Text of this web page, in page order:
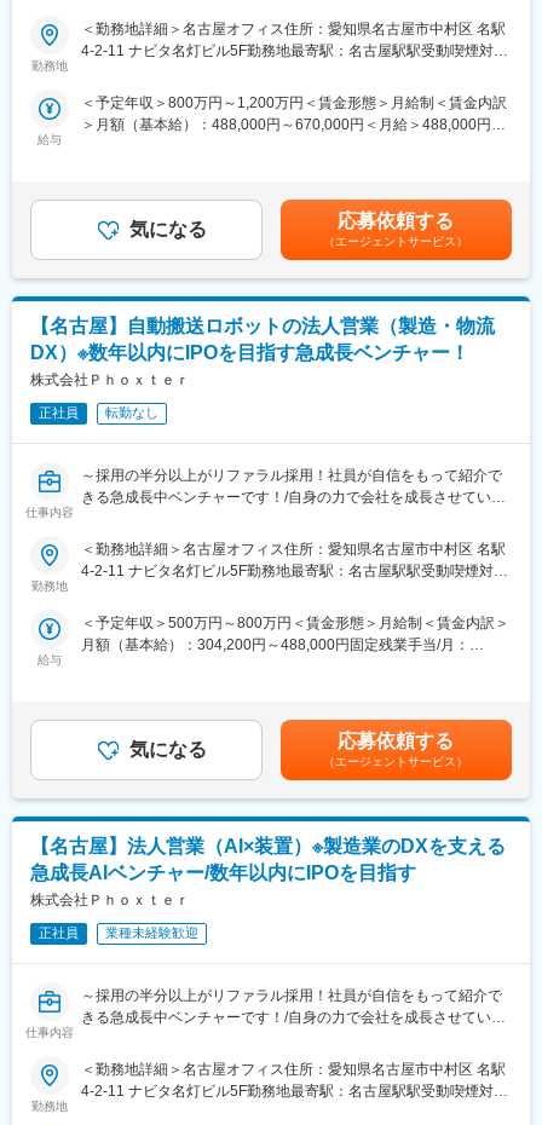
交渉の幅があります。
・提案型営業：営業としての力量に応じて裁量はさらに広がりま
変更の範囲：会社の定める業務
ズおよび、監視カメラ等に用いるセキュリティレンズ等に使われ
ております。
多岐に渡ります。工場の自動化、IoT化、AI化などのトレンドと深
く結びついている成長分野です。
の技術系ベンチャー企業！／世界35拠点に事業所を展開、海外売
上高比率！】
・当社はマシンビジョンレンズ、セキュリティレンズ、照明の3つ
・様々な用途に応じた400種類以上の豊富な製品があることや、
製造（と販売を分けること、海外にも製造拠点を置く等の工夫
で、多くのお客様から選ばれています。
■採用背景
同社は、AIやディープラーニングなどの先端技術を用いた製造業
向け外観検査装置を製造販売するFA機器メーカーです。現在で
上に導入され、順調に顧客が拡大しているため営業担当を増員し
ております。
・中規模～大手顧客との折衝
・既存顧客の深耕営業（既存顧客に対して別の検査工程・製造ラ
イン、別工場に対する導入の営業等）
・外観検査システム立ち上げのサポート（カメラやレンズの型式
選定、各種設定の判断、配線等の指示）
・新たな営業戦略の立案、実施
※入社当初は新規開拓営業80%、既存顧客20%のイメージです。
入社当初は新規開拓を中心に担当顧客を増やしていき、受注の増
加とともに既存顧客への深耕営業の割合が増加します。
ンドユーザーに対して直接提案を行います。
顧客例（敬称略）：
カー、電機・電子・精密機器メーカー、化学・金属メーカー等
を安定的に計上しており、中長期的な視野でキャリアを形成でき
ること
（3）直販による大手企業との接点が多く、エンドユーザーの課題
に日々直接触れ、最前線の業界動向を把握できること
（4） 国内トップレベルの優秀なエンジニアチームと非常に近い
距離感で仕事ができ、営業としての能力を最大限発揮できること
（5） 成果主義による評価体系、会社の利益に連動した年4回の賞
与、数年後の上場を見据えたストックオプション制度などによ
り、他社に劣らない報酬を提供できること
（6） 社員の半数以上がリファラル（社員紹介）で集まってお
り、働いている社員自身が自社の将来展望について自信を持って
勤務地
＜勤務地詳細＞名古屋オフィス住所：愛知県名古屋市中村区 名駅
4-2-11 ナビタ名灯ビル5F勤務地最寄駅：名古屋駅駅受動喫煙対
給与
＜予定年収＞800万円～1,200万円＜賃金形態＞月給制＜賃金内訳
＞月額（基本給）：488,000円～670,000円＜月給＞488,000円～
均）賃金はあくまでも目安の金額であり、選考を通じて上下する
可能性があります。月給(月額)は固定手当を含めた表記です。
気になる 応募依頼する
（エージェントサービス）
【名古屋】自動搬送ロボットの法人営業（製造・物流
DX）※数年以内にIPOを目指す急成長ベンチャー！
株式会社Ｐｈｏｘｔｅｒ
正社員 転勤なし
仕事内容
～採用の半分以上がリファラル採用！社員が自信をもって紹介で
きる急成長中ベンチャーです！/自身の力で会社を成長させていき
【業界未経験歓迎／年休120日／裁量権大／顧客の課題解決にコ
ミット／賞与年4回支給】
ューションベンダーである当社において、製造・物流業のクライ
アントに対して、工場・倉庫内での搬送作業を自動化するソリュ
同社は、ロボットやAIなどの先端技術を用いた製造・物流業向け
の自動搬送システムを提供する会社です。サントリーやANAなど
名だたる大手企業をはじめ国内で2,000台以上を導入しており、順
調に顧客が拡大しているため営業担当を増員しています。
■業務内容：
AMR等のロボットを活用した自動搬送システムの提案営業をお任
＜新規顧客開拓：約7割、既存顧客対応：約3割＞
徐々に既存顧客の割合が増加します。
エンドユーザーへの直販を重視しています。また、リード獲得か
ら商談、受注、導入、アフターフォローまで幅広い範囲を担当す
勤務地
＜勤務地詳細＞名古屋オフィス住所：愛知県名古屋市中村区 名駅
4-2-11 ナビタ名灯ビル5F勤務地最寄駅：名古屋駅駅受動喫煙対
給与
＜予定年収＞500万円～800万円＜賃金形態＞月給制＜賃金内訳＞
月額（基本給）：304,200円～488,000円固定残業手当/月：
経験・能力等を考慮の上、当社規定により決定します。■昇給：年
1回■賞与：年4回 ※営業結果によって決定／直近実績8ヶ月（4
回）賃金はあくまでも目安の金額であり、選考を通じて上下する
可能性があります。月給(月額)は固定手当を含めた表記です。
気になる 応募依頼する
（エージェントサービス）
【名古屋】法人営業（AI×装置）※製造業のDXを支える
急成長AIベンチャー/数年以内にIPOを目指す
株式会社Ｐｈｏｘｔｅｒ
正社員 業種未経験歓迎
仕事内容
～採用の半分以上がリファラル採用！社員が自信をもって紹介で
きる急成長中ベンチャーです！/自身の力で会社を成長させていき
【製造業のDX化を実現／顧客のニーズに合わせたFA機器／年収
UP／売上平均30％以上成長／数年以内にIPOを目指す】
勤務地
＜勤務地詳細＞名古屋オフィス住所：愛知県名古屋市中村区 名駅
4-2-11 ナビタ名灯ビル5F勤務地最寄駅：名古屋駅駅受動喫煙対